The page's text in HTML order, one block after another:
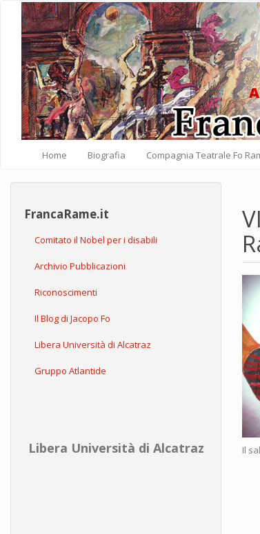
Salta al contenuto principale
Home Biografia Compagnia Teatrale Fo
FrancaRame.it
Comitato il Nobel per i disabili
Archivio Pubblicazioni
Riconoscimenti
Il Blog di Jacopo Fo
Libera Università di Alcatraz
Gruppo Atlantide
Libera Università di Alcatraz Il